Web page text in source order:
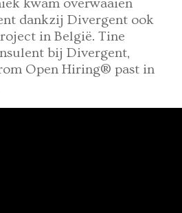
kwam overwaaien
dankzij Divergent ook
in België. Tine
bij Divergent,
Open Hiring® past in